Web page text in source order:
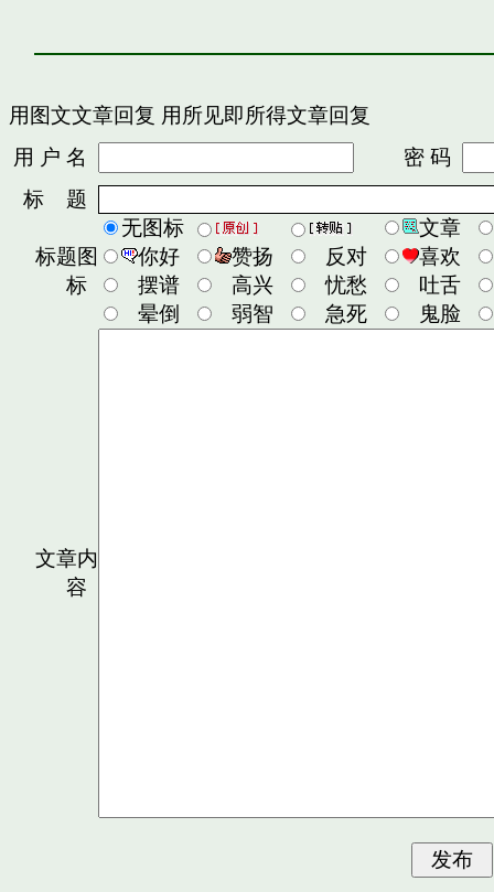
用图文文章回复 用所见即所得文章回复
用 户 名
密 码
标 题
标题图
标
无图标
文章
你好
赞扬 反对
喜欢
摆谱
高兴 忧愁
吐舌
晕倒
弱智 急死 鬼脸
文章内
容